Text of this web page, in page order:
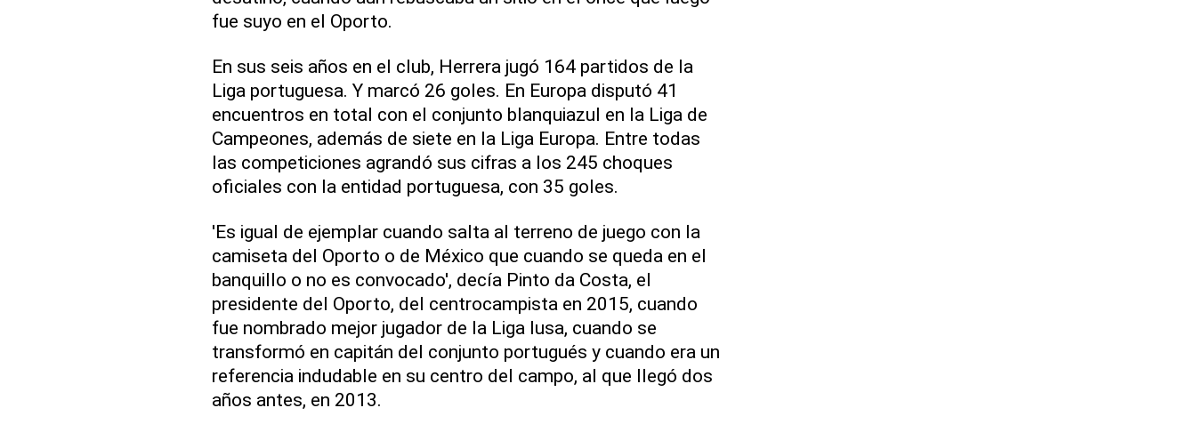
fue suyo en el Oporto.
En sus seis años en el club, Herrera jugó 164 partidos de la
Liga portuguesa. Y marcó 26 goles. En Europa disputó 41
encuentros en total con el conjunto blanquiazul en la Liga de
Campeones, además de siete en la Liga Europa. Entre todas
las competiciones agrandó sus cifras a los 245 choques
oficiales con la entidad portuguesa, con 35 goles.
'Es igual de ejemplar cuando salta al terreno de juego con la
camiseta del Oporto o de México que cuando se queda en el
banquillo o no es convocado', decía Pinto da Costa, el
presidente del Oporto, del centrocampista en 2015, cuando
fue nombrado mejor jugador de la Liga lusa, cuando se
transformó en capitán del conjunto portugués y cuando era un
referencia indudable en su centro del campo, al que llegó dos
años antes, en 2013.